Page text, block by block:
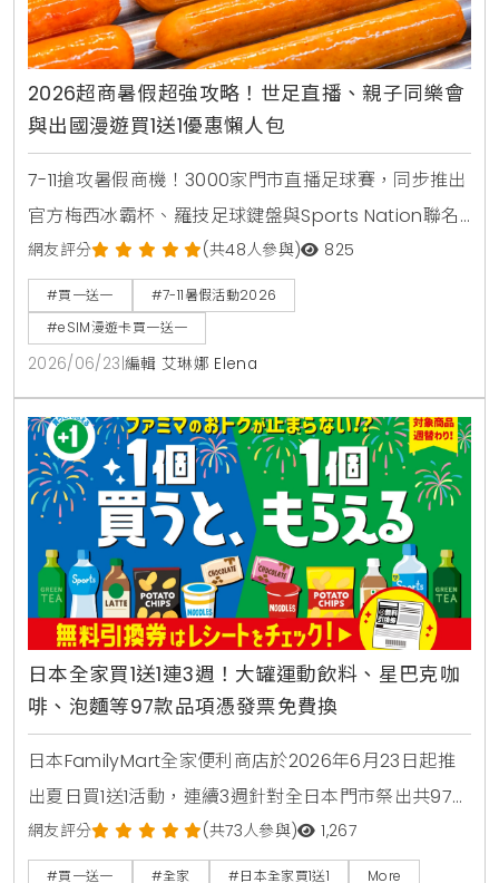
2026超商暑假超強攻略！世足直播、親子同樂會
與出國漫遊買1送1優惠懶人包
7-11搶攻暑假商機！3000家門市直播足球賽，同步推出
官方梅西冰霸杯、羅技足球鍵盤與Sports Nation聯名
椒麻熱狗。針對親子家庭推出2000場暑期好鄰居同樂
會，免費下載環保手掌繪本。出國旅遊可就近購買eSIM
漫遊網卡享買1送1。
網友評分 (共48人參與) 825
#買一送一
#7-11暑假活動2026
#eSIM漫遊卡買一送一
2026/06/23 編輯 艾琳娜 Elena
日本全家買1送1連3週！大罐運動飲料、星巴克咖
啡、泡麵等97款品項憑發票免費換
日本FamilyMart全家便利商店於2026年6月23日起推
出夏日買1送1活動，連續3週針對全日本門市祭出共97款
人氣商品，包含星巴克咖啡、大容量運動飲料、日清杯
麵及熱銷巧克力零食，消費者購買指定商品即可於隔週
網友評分 (共73人參與) 1,267
#買一送一 #全家 #日本全家買1送1 More